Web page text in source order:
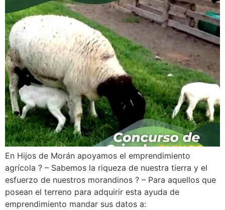
En Hijos de Morán apoyamos el emprendimiento
agrícola ? – Sabemos la riqueza de nuestra tierra y el
esfuerzo de nuestros morandinos ? – Para aquellos que
posean el terreno para adquirir esta ayuda de
emprendimiento mandar sus datos a: